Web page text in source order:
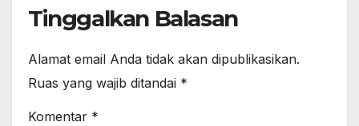
Tinggalkan Balasan
Alamat email Anda tidak akan dipublikasikan.
Ruas yang wajib ditandai *
Komentar *